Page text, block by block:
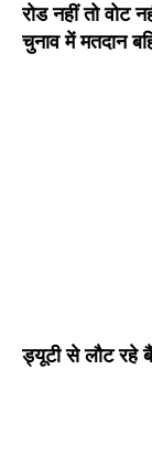
रोड नहीं तो वोट
चुनाव में मतदान
ड्यूटी से लौट रहे